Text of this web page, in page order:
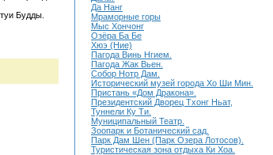
Будды.
Да Нанг
Мраморные горы
Мыс Хончонг
Озёра Ба Бе
Хюэ (Ние)
Пагода Винь Нгием.
Пагода Жак Вьен.
Собор Нотр Дам.
Исторический музей города Хо Ши Мин.
Пристань «Дом Дракона».
Президентский Дворец Тхонг Ньат,
Туннели Ку Ти.
Муниципальный Театр.
Зоопарк и Ботанический сад.
Парк Дам Шен (Парк Озера Лотосов).
Туристическая зона отдыха Ки Хоа.